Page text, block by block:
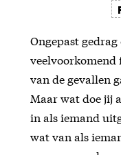
Ongepast
veelvoorkomend
van de gevallen
Maar wat doe jij
in als iemand
wat van als